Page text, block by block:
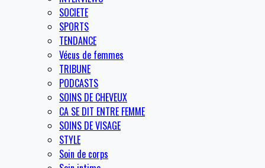
SOCIETE
SPORTS
TENDANCE
Vécus de femmes
TRIBUNE
PODCASTS
SOINS DE CHEVEUX
CA SE DIT ENTRE FEMME
SOINS DE VISAGE
STYLE
Soin de corps